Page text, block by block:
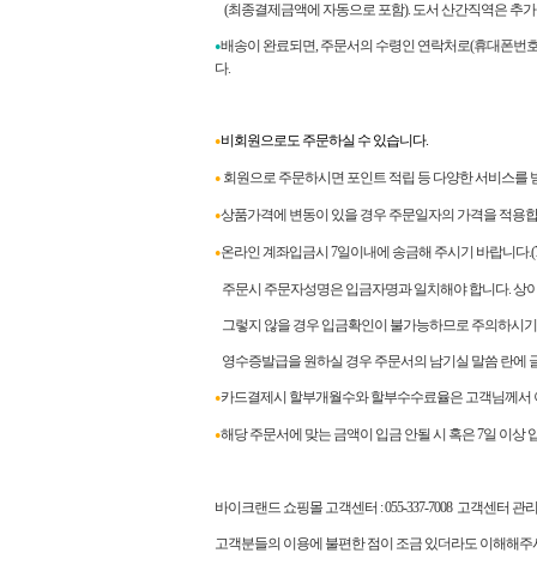
(최종결제금액에 자동으로 포함). 도서 산간직역은 추
●배송이 완료되면, 주문서의 수령인 연락처로(휴대폰번
다.
●비회원으로도 주문하실 수 있습니다.
● 회원으로 주문하시면 포인트 적립 등 다양한 서비스를
●상품가격에 변동이 있을 경우 주문일자의 가격을 적용
●온라인 계좌입금시 7일이내에 송금해 주시기 바랍니다
주문시 주문자성명은 입금자명과 일치해야 합니다. 상
그렇지 않을 경우 입금확인이 불가능하므로 주의하시
영수증발급을 원하실 경우 주문서의 남기실 말씀 란에
●카드결제시 할부개월수와 할부수수료율은 고객님께
●해당 주문서에 맞는 금액이 입금 안될 시 혹은 7일 이상
바이크랜드 쇼핑몰 고객센터 : 055-337-7008 고객센터 관
고객분들의 이용에 불편한 점이 조금 있더라도 이해해